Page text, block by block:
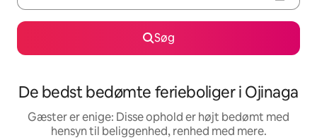
Søg
De bedst bedømte ferieboliger i Ojinaga
Gæster er enige: Disse ophold er højt bedømt med
hensyn til beliggenhed, renhed med mere.